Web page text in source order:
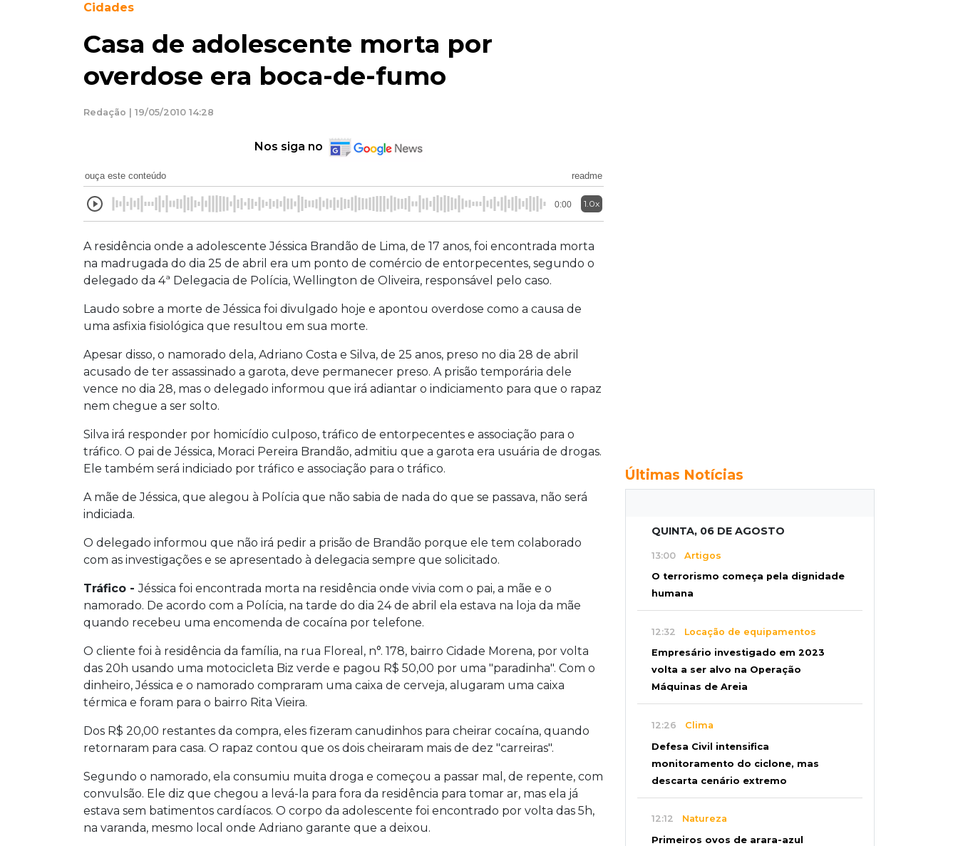
Cidades
Casa de adolescente morta por
overdose era boca-de-fumo
Redação | 19/05/2010 14:28
Nos siga no
ouça este conteúdo readme
0:00 1.0x
A residência onde a adolescente Jéssica Brandão de Lima, de 17 anos, foi encontrada morta
na madrugada do dia 25 de abril era um ponto de comércio de entorpecentes, segundo o
delegado da 4ª Delegacia de Polícia, Wellington de Oliveira, responsável pelo caso.
Laudo sobre a morte de Jéssica foi divulgado hoje e apontou overdose como a causa de
uma asfixia fisiológica que resultou em sua morte.
Apesar disso, o namorado dela, Adriano Costa e Silva, de 25 anos, preso no dia 28 de abril
acusado de ter assassinado a garota, deve permanecer preso. A prisão temporária dele
vence no dia 28, mas o delegado informou que irá adiantar o indiciamento para que o rapaz
nem chegue a ser solto.
Silva irá responder por homicídio culposo, tráfico de entorpecentes e associação para o
tráfico. O pai de Jéssica, Moraci Pereira Brandão, admitiu que a garota era usuária de drogas.
Ele também será indiciado por tráfico e associação para o tráfico.
A mãe de Jéssica, que alegou à Polícia que não sabia de nada do que se passava, não será
indiciada.
O delegado informou que não irá pedir a prisão de Brandão porque ele tem colaborado
com as investigações e se apresentado à delegacia sempre que solicitado.
Tráfico -Jéssica foi encontrada morta na residência onde vivia com o pai, a mãe e o
namorado. De acordo com a Polícia, na tarde do dia 24 de abril ela estava na loja da mãe
quando recebeu uma encomenda de cocaína por telefone.
O cliente foi à residência da família, na rua Floreal, n°. 178, bairro Cidade Morena, por volta
das 20h usando uma motocicleta Biz verde e pagou R$ 50,00 por uma "paradinha". Com o
dinheiro, Jéssica e o namorado compraram uma caixa de cerveja, alugaram uma caixa
térmica e foram para o bairro Rita Vieira.
Dos R$ 20,00 restantes da compra, eles fizeram canudinhos para cheirar cocaína, quando
retornaram para casa. O rapaz contou que os dois cheiraram mais de dez "carreiras".
Segundo o namorado, ela consumiu muita droga e começou a passar mal, de repente, com
convulsão. Ele diz que chegou a levá-la para fora da residência para tomar ar, mas ela já
estava sem batimentos cardíacos. O corpo da adolescente foi encontrado por volta das 5h,
na varanda, mesmo local onde Adriano garante que a deixou.
Últimas Notícias
QUINTA, 06 DE AGOSTO
13:00 Artigos
O terrorismo começa pela dignidade
humana
12:32 Locação de equipamentos
Empresário investigado em 2023
volta a ser alvo na Operação
Máquinas de Areia
12:26 Clima
Defesa Civil intensifica
monitoramento do ciclone, mas
descarta cenário extremo
12:12 Natureza
Primeiros ovos de arara-azul